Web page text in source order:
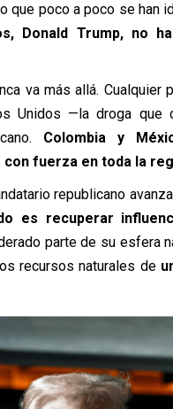
que poco a poco se han
Donald Trump, no
va más allá.
Unidos —la droga
Colombia y
fuerza en toda la
republicano
es recuperar
parte de su esfera
recursos naturales de